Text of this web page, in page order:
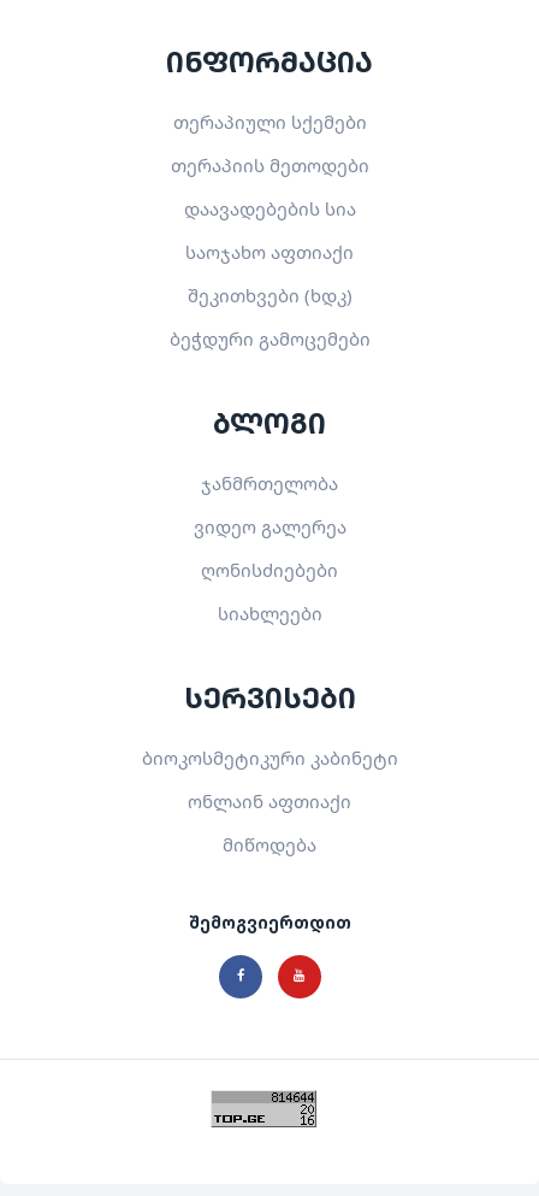
ინფორმაცია
თერაპიული სქემები
თერაპიის მეთოდები
დაავადებების სია
საოჯახო აფთიაქი
შეკითხვები (ხდკ)
ბეჭდური გამოცემები
ბლოგი
ჯანმრთელობა
ვიდეო გალერეა
ღონისძიებები
სიახლეები
სერვისები
ბიოკოსმეტიკური კაბინეტი
ონლაინ აფთიაქი
მიწოდება
შემოგვიერთდით